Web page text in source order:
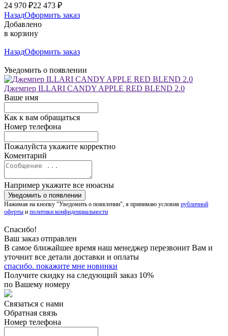
24 970 ₽22 473 ₽
НазадОформить заказ
Добавлено
в корзину
НазадОформить заказ
Уведомить о появлении
Джемпер ILLARI CANDY APPLE RED BLEND 2.0
Ваше имя
Как к вам обращаться
Номер телефона
Пожалуйста укажите корректно
Коментарий
Например укажите все нюасны
Нажимая на кнопку "Уведомить о появлении", я принимаю условия публичной
оферты и политики конфиденциальности
Спасибо!
Ваш заказ отправлен
В самое ближайшее время наш менеджер перезвонит Вам и
уточнит все детали доставки и оплаты
спасибо. покажите мне новинки
Получите скидку на следующий заказ 10%
по Вашему номеру
Связаться с нами
Обратная связь
Номер телефона